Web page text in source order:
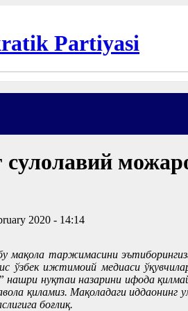
2020 - 14:14
мақола таржимасини
ўзбек ижтимоий медиаси
нуқтаи назарини ифода
қиламиз. Мақоладаги
боғлиқ.